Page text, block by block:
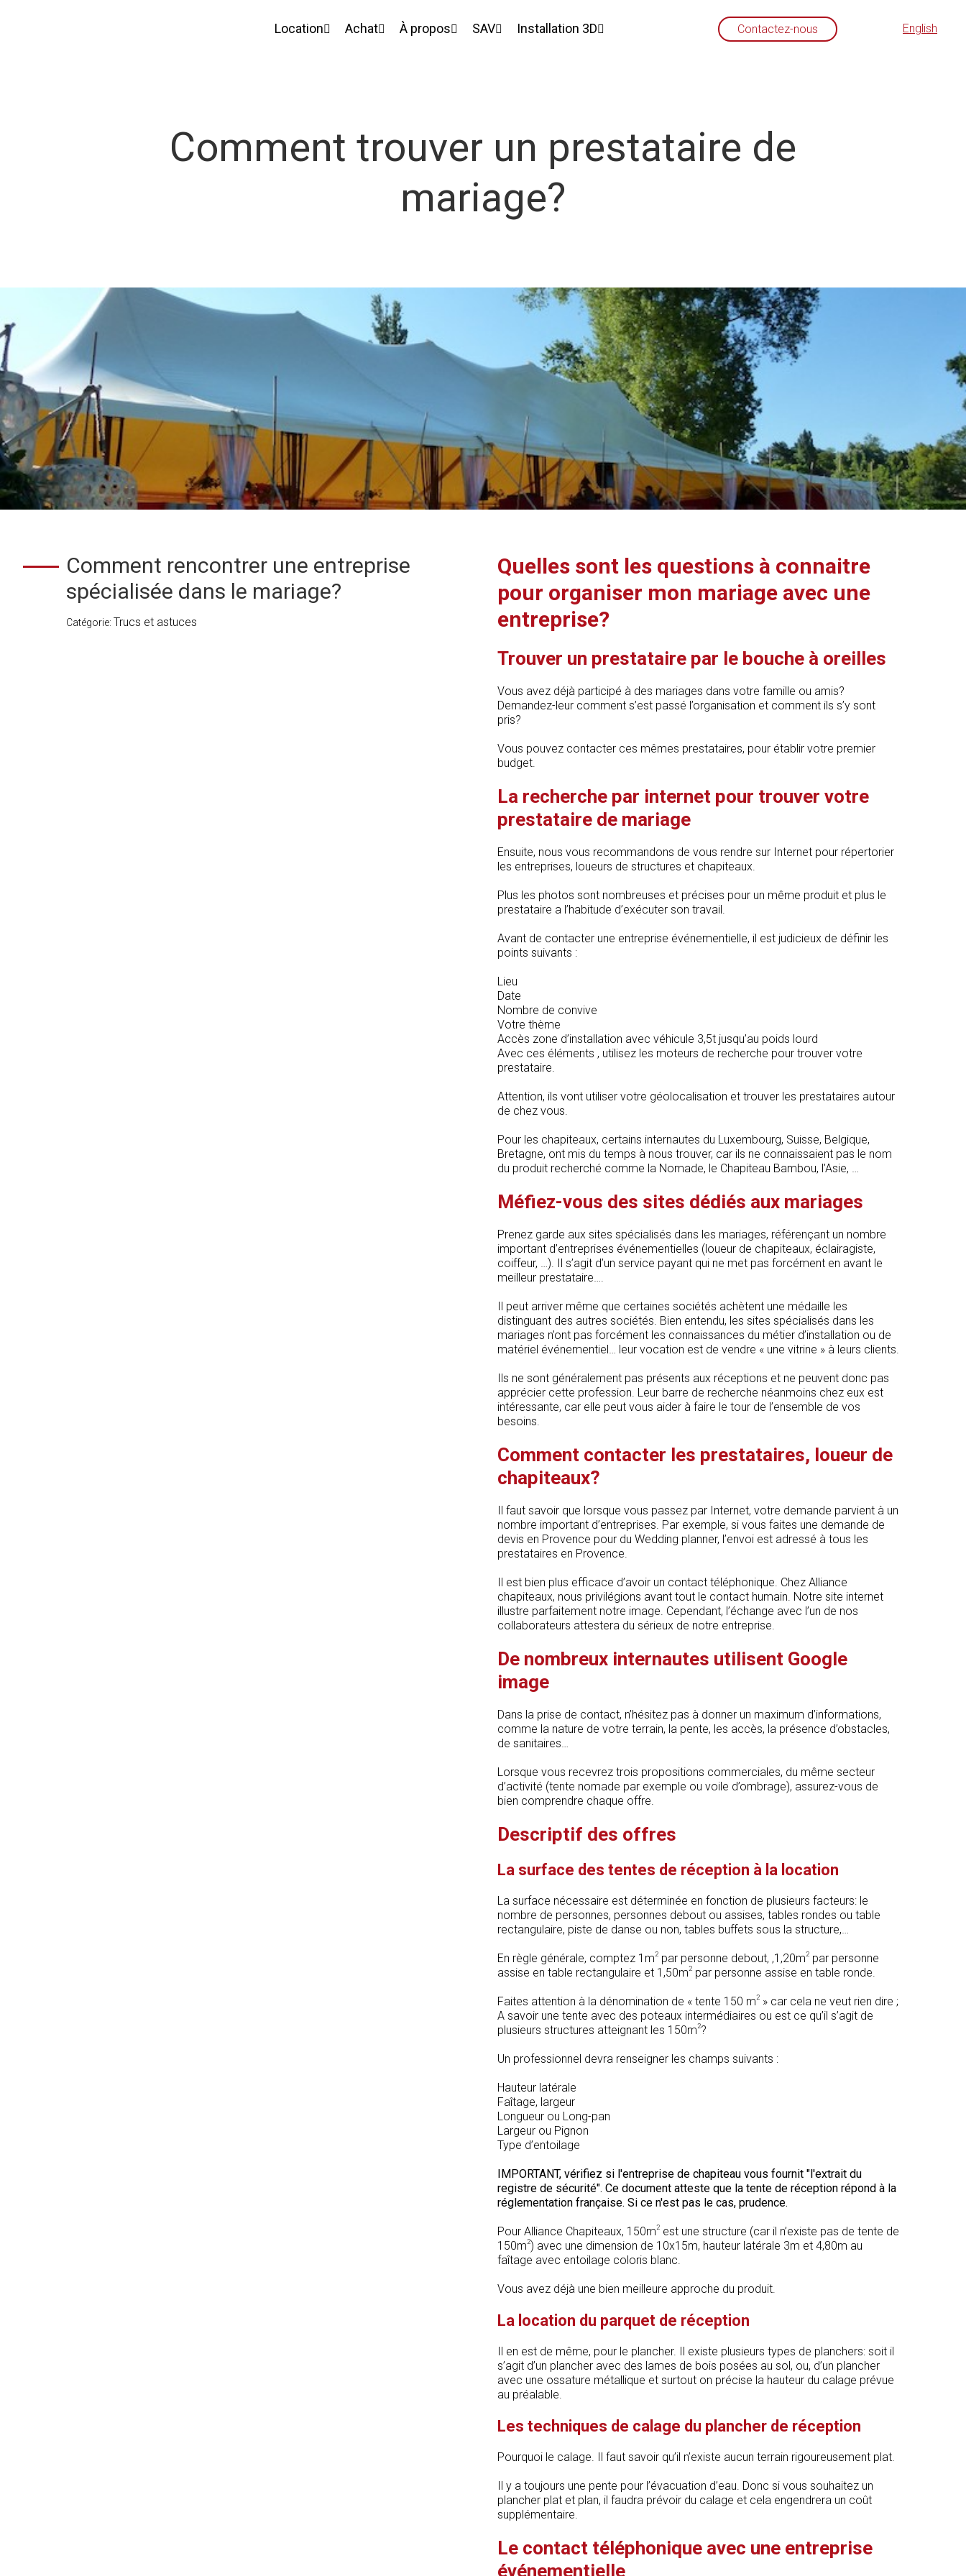
Location Achat À propos SAV Installation 3D Contactez-nous English
Comment trouver un prestataire de
mariage?
Comment rencontrer une entreprise
spécialisée dans le mariage?
Catégorie: Trucs et astuces
Quelles sont les questions à connaitre
pour organiser mon mariage avec une
entreprise?
Trouver un prestataire par le bouche à oreilles
Vous avez déjà participé à des mariages dans votre famille ou amis?
Demandez-leur comment s’est passé l’organisation et comment ils s’y sont
pris?
Vous pouvez contacter ces mêmes prestataires, pour établir votre premier
budget.
La recherche par internet pour trouver votre
prestataire de mariage
Ensuite, nous vous recommandons de vous rendre sur Internet pour répertorier
les entreprises, loueurs de structures et chapiteaux.
Plus les photos sont nombreuses et précises pour un même produit et plus le
prestataire a l’habitude d’exécuter son travail.
Avant de contacter une entreprise événementielle, il est judicieux de définir les
points suivants :
Lieu
Date
Nombre de convive
Votre thème
Accès zone d’installation avec véhicule 3,5t jusqu’au poids lourd
Avec ces éléments , utilisez les moteurs de recherche pour trouver votre
prestataire.
Attention, ils vont utiliser votre géolocalisation et trouver les prestataires autour
de chez vous.
Pour les chapiteaux, certains internautes du Luxembourg, Suisse, Belgique,
Bretagne, ont mis du temps à nous trouver, car ils ne connaissaient pas le nom
du produit recherché comme la Nomade, le Chapiteau Bambou, l’Asie, …
Méfiez-vous des sites dédiés aux mariages
Prenez garde aux sites spécialisés dans les mariages, référençant un nombre
important d’entreprises événementielles (loueur de chapiteaux, éclairagiste,
coiffeur, …). Il s’agit d’un service payant qui ne met pas forcément en avant le
meilleur prestataire….
Il peut arriver même que certaines sociétés achètent une médaille les
distinguant des autres sociétés. Bien entendu, les sites spécialisés dans les
mariages n’ont pas forcément les connaissances du métier d’installation ou de
matériel événementiel… leur vocation est de vendre « une vitrine » à leurs clients.
Ils ne sont généralement pas présents aux réceptions et ne peuvent donc pas
apprécier cette profession. Leur barre de recherche néanmoins chez eux est
intéressante, car elle peut vous aider à faire le tour de l’ensemble de vos
besoins.
Comment contacter les prestataires, loueur de
chapiteaux?
Il faut savoir que lorsque vous passez par Internet, votre demande parvient à un
nombre important d’entreprises. Par exemple, si vous faites une demande de
devis en Provence pour du Wedding planner, l’envoi est adressé à tous les
prestataires en Provence.
Il est bien plus efficace d’avoir un contact téléphonique. Chez Alliance
chapiteaux, nous privilégions avant tout le contact humain. Notre site internet
illustre parfaitement notre image. Cependant, l’échange avec l’un de nos
collaborateurs attestera du sérieux de notre entreprise.
De nombreux internautes utilisent Google
image
Dans la prise de contact, n’hésitez pas à donner un maximum d’informations,
comme la nature de votre terrain, la pente, les accès, la présence d’obstacles,
de sanitaires…
Lorsque vous recevrez trois propositions commerciales, du même secteur
d’activité (tente nomade par exemple ou voile d’ombrage), assurez-vous de
bien comprendre chaque offre.
Descriptif des offres
La surface des tentes de réception à la location
La surface nécessaire est déterminée en fonction de plusieurs facteurs: le
nombre de personnes, personnes debout ou assises, tables rondes ou table
rectangulaire, piste de danse ou non, tables buffets sous la structure,…
En règle générale, comptez 1m2 par personne debout, ,1,20m2 par personne
assise en table rectangulaire et 1,50m2 par personne assise en table ronde.
Faites attention à la dénomination de « tente 150 m2 » car cela ne veut rien dire ;
A savoir une tente avec des poteaux intermédiaires ou est ce qu’il s’agit de
plusieurs structures atteignant les 150m2?
Un professionnel devra renseigner les champs suivants :
Hauteur latérale
Faîtage, largeur
Longueur ou Long-pan
Largeur ou Pignon
Type d’entoilage
IMPORTANT, vérifiez si l'entreprise de chapiteau vous fournit "l'extrait du
registre de sécurité". Ce document atteste que la tente de réception répond à la
réglementation française. Si ce n'est pas le cas, prudence.
Pour Alliance Chapiteaux, 150m2 est une structure (car il n’existe pas de tente de
150m2) avec une dimension de 10x15m, hauteur latérale 3m et 4,80m au
faîtage avec entoilage coloris blanc.
Vous avez déjà une bien meilleure approche du produit.
La location du parquet de réception
Il en est de même, pour le plancher. Il existe plusieurs types de planchers: soit il
s’agit d’un plancher avec des lames de bois posées au sol, ou, d’un plancher
avec une ossature métallique et surtout on précise la hauteur du calage prévue
au préalable.
Les techniques de calage du plancher de réception
Pourquoi le calage. Il faut savoir qu’il n’existe aucun terrain rigoureusement plat.
Il y a toujours une pente pour l’évacuation d’eau. Donc si vous souhaitez un
plancher plat et plan, il faudra prévoir du calage et cela engendrera un coût
supplémentaire.
Le contact téléphonique avec une entreprise
événementielle